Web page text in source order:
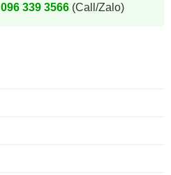
096 339 3566(Call/Zalo)